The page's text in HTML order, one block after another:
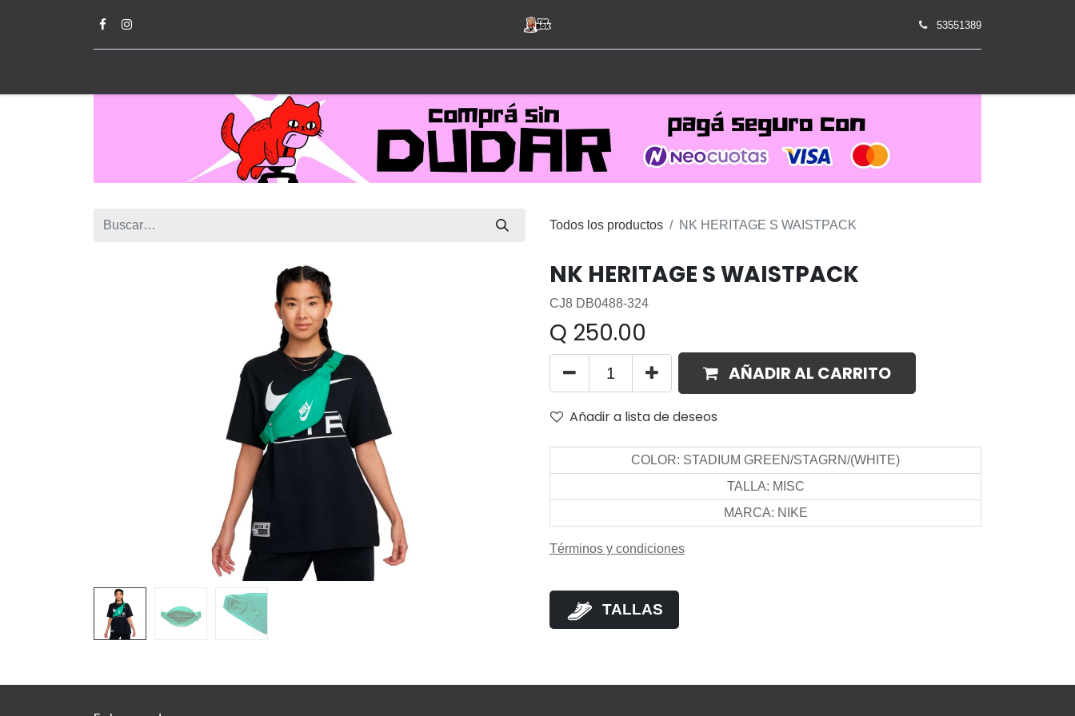
53551389
Todos los productos NK HERITAGE S WAISTPACK
NK HERITAGE S WAISTPACK
CJ8 DB0488-324
Q 250.00
AÑADIR AL CARRITO
Añadir a lista de deseos
COLOR: STADIUM GREEN/STAGRN/(WHITE)
TALLA: MISC
MARCA: NIKE
Términos y condiciones
TALLAS